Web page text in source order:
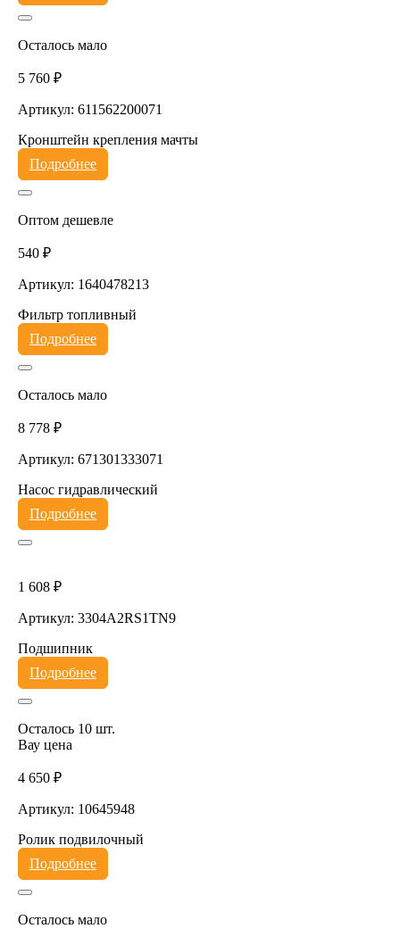
Осталось мало
5 760 ₽
Артикул: 611562200071
Кронштейн крепления мачты
Подробнее
Оптом дешевле
540 ₽
Артикул: 1640478213
Фильтр топливный
Подробнее
Осталось мало
8 778 ₽
Артикул: 671301333071
Насос гидравлический
Подробнее
1 608 ₽
Артикул: 3304A2RS1TN9
Подшипник
Подробнее
Осталось 10 шт.
Вау цена
4 650 ₽
Артикул: 10645948
Ролик подвилочный
Подробнее
Осталось мало